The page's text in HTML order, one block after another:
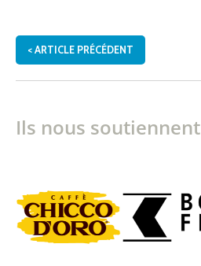
< ARTICLE PRÉCÉDENT
Ils nous soutiennent
Previous